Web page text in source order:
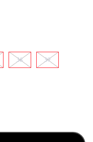
38 39